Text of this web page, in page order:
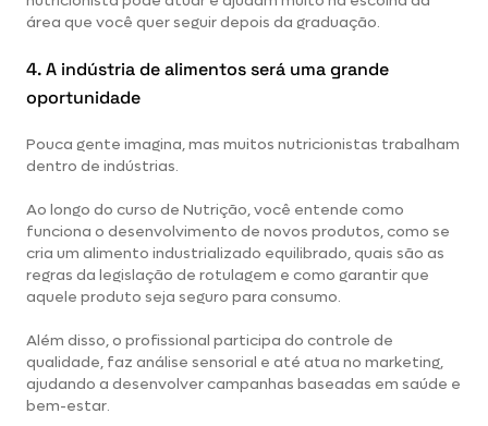
área que você quer seguir depois da graduação.
4. A indústria de alimentos será uma grande
oportunidade
Pouca gente imagina, mas muitos nutricionistas trabalham
dentro de indústrias.
Ao longo do curso de Nutrição, você entende como
funciona o desenvolvimento de novos produtos, como se
cria um alimento industrializado equilibrado, quais são as
regras da legislação de rotulagem e como garantir que
aquele produto seja seguro para consumo.
Além disso, o profissional participa do controle de
qualidade, faz análise sensorial e até atua no marketing,
ajudando a desenvolver campanhas baseadas em saúde e
bem-estar.